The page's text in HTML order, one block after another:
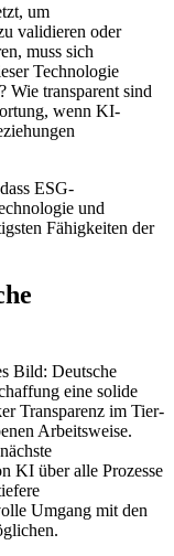
um
validieren oder
muss sich
Technologie
Wie transparent sind
wenn KI-
ESG-
und
Fähigkeiten der
Bild: Deutsche
eine solide
Transparenz im Tier-
Arbeitsweise.
KI über alle Prozesse
Umgang mit den